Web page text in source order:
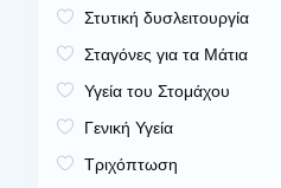
Στυτική δυσλειτουργία
Σταγόνες για τα Μάτια
Υγεία του Στομάχου
Γενική Υγεία
Τριχόπτωση